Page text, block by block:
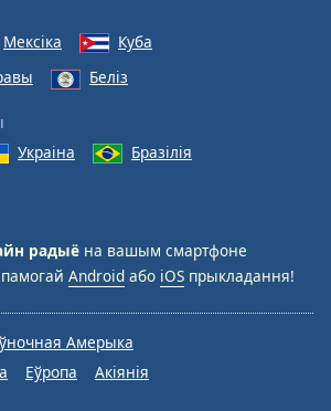
Мексіка
Куба
Беліз
Украіна
Бразілія
радыё на вашым смартфоне
Android або iOS прыкладання!
Амерыка
Еўропа Акіянія